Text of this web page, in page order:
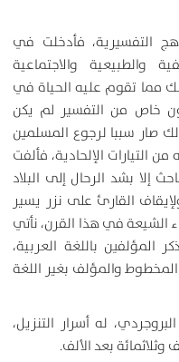
التفسيرية، فأدخلت في
والطبيعية والاجتماعية
مما تقوم عليه الحياة في
خاص من التفسير لم يكن
صار سببا لرجوع المسلمين
التيارات الإلحادية، فألفت
إلا بشد الرحال إلى البلاد
القارئ على نزر يسير
الشيعة في هذا القرن، نأتي
المؤلفين باللغة العربية،
والمؤلف بغير اللغة
له أسرار التنزيل،
بعد الألف.